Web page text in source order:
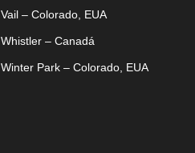
Vail – Colorado, EUA
Whistler – Canadá
Winter Park – Colorado, EUA